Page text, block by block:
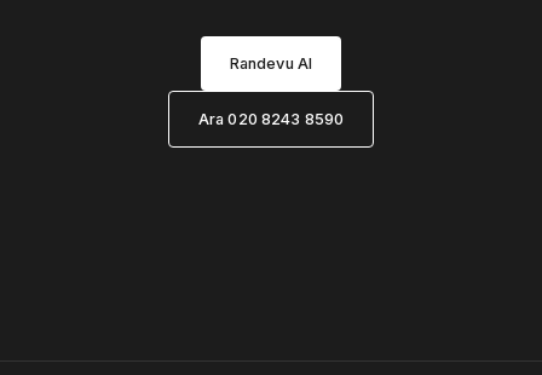
Randevu Al
Ara 020 8243 8590